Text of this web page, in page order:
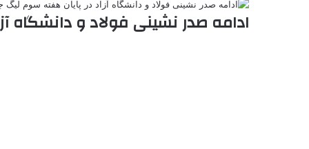
ادامه صدر نشینی فولاد و دانشگاه